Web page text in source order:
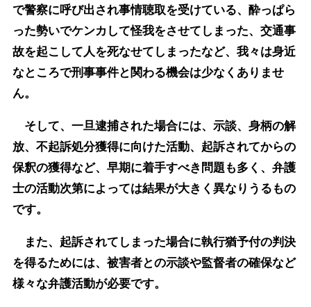
で警察に呼び出され事情聴取を受けている、酔っぱら
った勢いでケンカして怪我をさせてしまった、交通事
故を起こして人を死なせてしまったなど、我々は身近
なところで刑事事件と関わる機会は少なくありませ
ん。
そして、一旦逮捕された場合には、示談、身柄の解
放、不起訴処分獲得に向けた活動、起訴されてからの
保釈の獲得など、早期に着手すべき問題も多く、弁護
士の活動次第によっては結果が大きく異なりうるもの
です。
また、起訴されてしまった場合に執行猶予付の判決
を得るためには、被害者との示談や監督者の確保など
様々な弁護活動が必要です。